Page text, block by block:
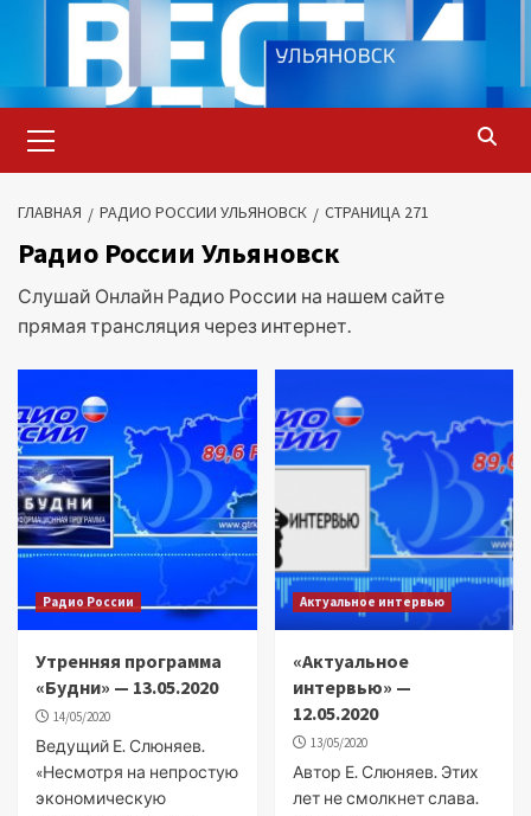
содержимому
меню
ГЛАВНАЯ РАДИО РОССИИ УЛЬЯНОВСК СТРАНИЦА 271
Радио России Ульяновск
Слушай Онлайн Радио России на нашем сайте
прямая трансляция через интернет.
Радио России
Утренняя программа
«Будни» — 13.05.2020
14/05/2020
Ведущий Е. Слюняев.
«Несмотря на непростую
экономическую
Актуальное интервью
«Актуальное
интервью» —
12.05.2020
13/05/2020
Автор Е. Слюняев. Этих
лет не смолкнет слава.